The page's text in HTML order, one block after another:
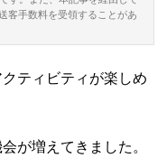
客手数料を受領することがあ
ティビティが楽しめ
が増えてきました。